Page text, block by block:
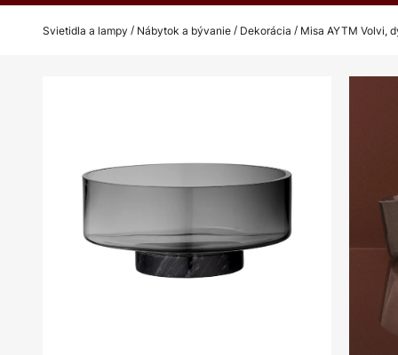
Svietidla a lampy Nábytok a bývanie Dekorácia Misa AYTM Volvi,
obrázkov